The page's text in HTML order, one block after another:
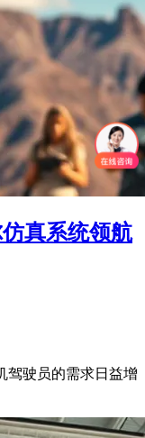
真系统领航
驾驶员的需求日益增